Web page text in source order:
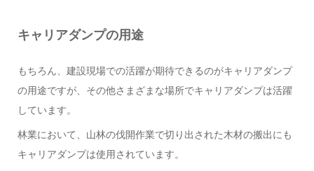
キャリアダンプの用途
もちろん、建設現場での活躍が期待できるのがキャリアダンプ
の用途ですが、その他さまざまな場所でキャリアダンプは活躍
しています。
林業において、山林の伐開作業で切り出された木材の搬出にも
キャリアダンプは使用されています。